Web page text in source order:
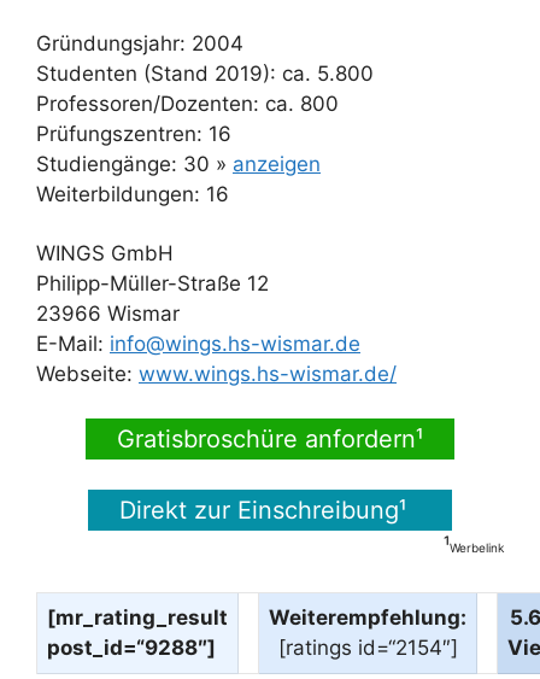
Gründungsjahr: 2004
Studenten (Stand 2019): ca. 5.800
Professoren/Dozenten: ca. 800
Prüfungszentren: 16
Studiengänge: 30 » anzeigen
Weiterbildungen: 16
WINGS GmbH
Philipp-Müller-Straße 12
23966 Wismar
E-Mail: info@wings.hs-wismar.de
Webseite: www.wings.hs-wismar.de/
Gratisbroschüre anfordern¹
Direkt zur Einschreibung¹
¹Werbelink
[mr_rating_result
post_id=“9288″]
Weiterempfehlung:
[ratings id=“2154″]